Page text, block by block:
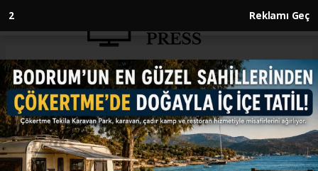
1 Reklamı Geç
Anasayfa ENGLISH
Iran summons UK ambassador
over ‘baseless accusations’
ENGLISH
09.07.2026 - 11:15, Güncelleme: 09.07.2026 - 11:15